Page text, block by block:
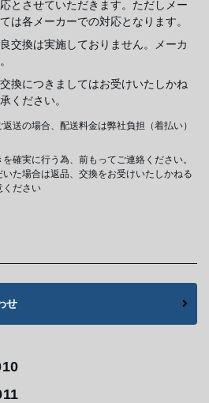
とさせていただきます。ただしメー
は各メーカーでの対応となります。
交換は実施しておりません。メーカ
換につきましてはお受けいたしかね
ください。
送の場合、配送料金は弊社負担（着払い）
確実に行う為、前もってご連絡ください。
た場合は返品、交換をお受けいたしかねる
ください
せ